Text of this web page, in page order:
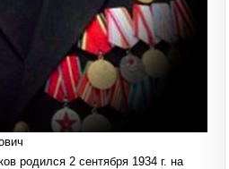
родился 2 сентября 1934 г. на